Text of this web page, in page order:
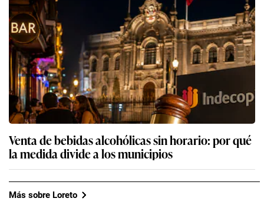
Venta de bebidas alcohólicas sin horario: por qué
la medida divide a los municipios
Más sobre Loreto